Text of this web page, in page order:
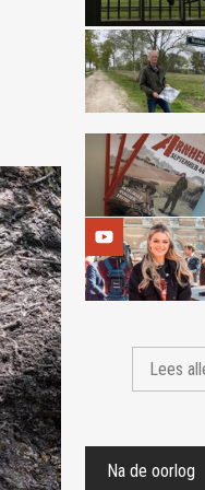
Lees
Na de oorlog